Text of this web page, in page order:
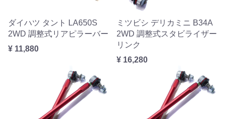
ダイハツ タント LA650S
2WD 調整式リアピラーバー
¥ 11,880
ミツビシ デリカミニ B34A
2WD 調整式スタビライザー
リンク
¥ 16,280